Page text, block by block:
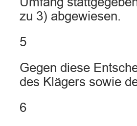
zu 3) abgewiesen.
5
Gegen diese
des Klägers sowie
6